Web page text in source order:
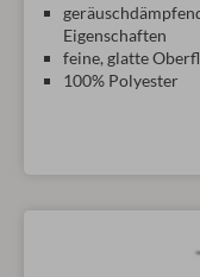
Eigenschaften
feine, glatte
100% Polyester